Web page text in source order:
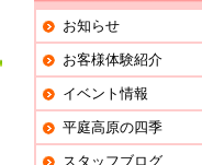
お知らせ
お客様体験紹介
イベント情報
平庭高原の四季
スタッフブログ